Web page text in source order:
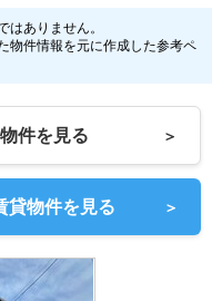
時間から
から
社から
はありません。
物件情報を元に作成した参考ペ
件を見る ＞
貸物件を見る ＞